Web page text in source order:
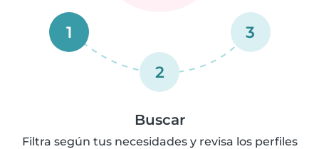
1
2
3
Buscar
Filtra según tus necesidades y revisa los perfiles